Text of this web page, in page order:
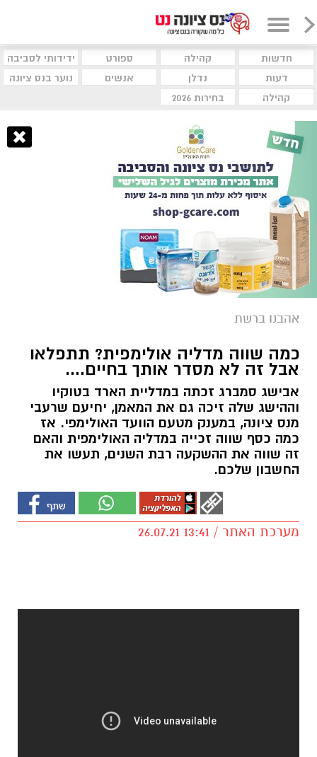
חדשות קהילה ספורט
ידידותי לסביבה
דעות
נדלן אנשים
נוער בנס ציונה
קהילה
בחירות 2026
אהבנו ברשת
כמה שווה מדליה אולימפית? תתפלאו
אבל זה לא מסדר אותך בחיים....
אבישג סמברג זכתה במדליית הארד בטוקיו
וההישג שלה זיכה גם את המאמן, יחיעם שרעבי
מנס ציונה, במענק מטעם הוועד האולימפי. אז
כמה כסף שווה זכייה במדליה האולימפית והאם
זה שווה את ההשקעה רבת השנים, תעשו את
החשבון שלכם.
מערכת האתר / 13:41 26.07.21